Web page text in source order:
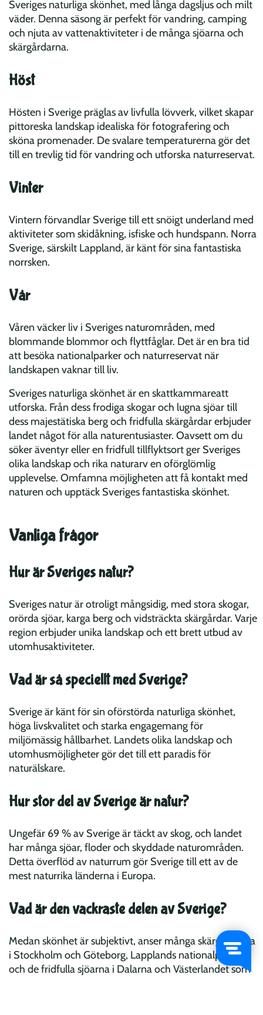
Sveriges naturliga skönhet, med långa dagsljus och milt
väder. Denna säsong är perfekt för vandring, camping
och njuta av vattenaktiviteter i de många sjöarna och
skärgårdarna.
Höst
Hösten i Sverige präglas av livfulla lövverk, vilket skapar
pittoreska landskap idealiska för fotografering och
sköna promenader. De svalare temperaturerna gör det
till en trevlig tid för vandring och utforska naturreservat.
Vinter
Vintern förvandlar Sverige till ett snöigt underland med
aktiviteter som skidåkning, isfiske och hundspann. Norra
Sverige, särskilt Lappland, är känt för sina fantastiska
norrsken.
Vår
Våren väcker liv i Sveriges naturområden, med
blommande blommor och flyttfåglar. Det är en bra tid
att besöka nationalparker och naturreservat när
landskapen vaknar till liv.
Sveriges naturliga skönhet är en skattkammareatt
utforska. Från dess frodiga skogar och lugna sjöar till
dess majestätiska berg och fridfulla skärgårdar erbjuder
landet något för alla naturentusiaster. Oavsett om du
söker äventyr eller en fridfull tillflyktsort ger Sveriges
olika landskap och rika naturarv en oförglömlig
upplevelse. Omfamna möjligheten att få kontakt med
naturen och upptäck Sveriges fantastiska skönhet.
Vanliga frågor
Hur är Sveriges natur?
Sveriges natur är otroligt mångsidig, med stora skogar,
orörda sjöar, karga berg och vidsträckta skärgårdar. Varje
region erbjuder unika landskap och ett brett utbud av
utomhusaktiviteter.
Vad är så speciellt med Sverige?
Sverige är känt för sin oförstörda naturliga skönhet,
höga livskvalitet och starka engagemang för
miljömässig hållbarhet. Landets olika landskap och
utomhusmöjligheter gör det till ett paradis för
naturälskare.
Hur stor del av Sverige är natur?
Ungefär 69 % av Sverige är täckt av skog, och landet
har många sjöar, floder och skyddade naturområden.
Detta överflöd av naturrum gör Sverige till ett av de
mest naturrika länderna i Europa.
Vad är den vackraste delen av Sverige?
Medan skönhet är subjektivt, anser många skärgårdarna
i Stockholm och Göteborg, Lapplands nationalparker
och de fridfulla sjöarna i Dalarna och Västerlandet som